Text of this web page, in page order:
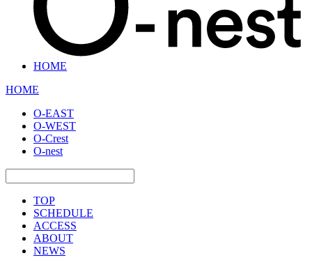
HOME
HOME
O-EAST
O-WEST
O-Crest
O-nest
TOP
SCHEDULE
ACCESS
ABOUT
NEWS